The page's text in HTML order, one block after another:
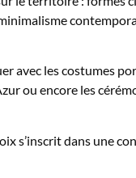
avec les costumes
ou encore les
s’inscrit dans une